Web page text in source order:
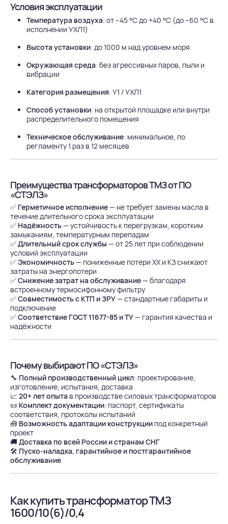
Условия эксплуатации
Температура воздуха: от –45 °C до +40 °C (до –60 °C в
исполнении УХЛ1)
Высота установки: до 1000 м над уровнем моря
Окружающая среда: без агрессивных паров, пыли и
вибрации
Категория размещения: У1 / УХЛ1
Способ установки: на открытой площадке или внутри
распределительного помещения
Техническое обслуживание: минимальное, по
регламенту 1 раз в 12 месяцев
Преимущества трансформаторов ТМЗ от ПО
«СТЭЛЗ»
✅ Герметичное исполнение— не требует замены масла в
течение длительного срока эксплуатации
✅ Надёжность— устойчивость к перегрузкам, коротким
замыканиям, температурным перепадам
✅Длительный срок службы — от 25 лет при соблюдении
условий эксплуатации
✅Экономичность— пониженные потери ХХ и КЗ снижают
затраты на энергопотери
✅Снижение затрат на обслуживание— благодаря
встроенному термосифонному фильтру
✅Совместимость с КТП и ЗРУ— стандартные габариты и
подключение
✅Соответствие ГОСТ 11677-85 и ТУ— гарантия качества и
надёжности
Почему выбирают ПО «СТЭЛЗ»
🔧 Полный производственный цикл: проектирование,
изготовление, испытания, доставка
📈 20+ лет опыта в производстве силовых трансформаторов
📜 Комплект документации: паспорт, сертификаты
соответствия, протоколы испытаний
🧰 Возможность адаптации конструкции под конкретный
проект
🚚Доставка по всей России и странам СНГ
🛠 Пуско-наладка, гарантийное и постгарантийное
обслуживание
Как купить трансформатор ТМЗ
1600/10(6)/0,4